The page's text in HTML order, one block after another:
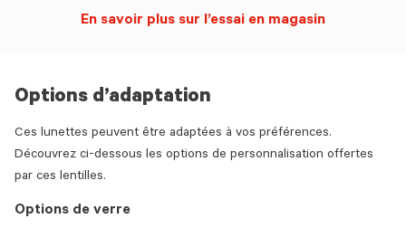
Options d’adaptation
Ces lunettes peuvent être adaptées à vos préférences.
Découvrez ci-dessous les options de personnalisation offertes
par ces lentilles.
Options de verre
En savoir plus sur l’essai en magasin